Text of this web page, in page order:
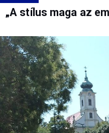
„A stílus maga az